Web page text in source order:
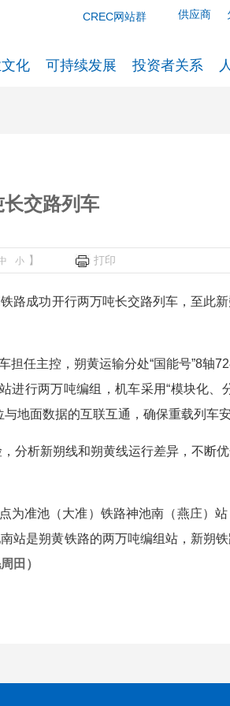
供应商
CREC网站群
化 可持续发展 投资者关系
交路列车
小 】 打印
路成功开行两万吨长交路列车，至此
任主控，朔黄运输分处“国能号”8轴
行两万吨编组，机车采用“模块化、
地面数据的互联互通，确保重载列车安
析新朔线和朔黄线运行差异，不断
准池（大准）铁路神池南（燕庄）站
站是朔黄铁路的两万吨编组站，新朔
田）